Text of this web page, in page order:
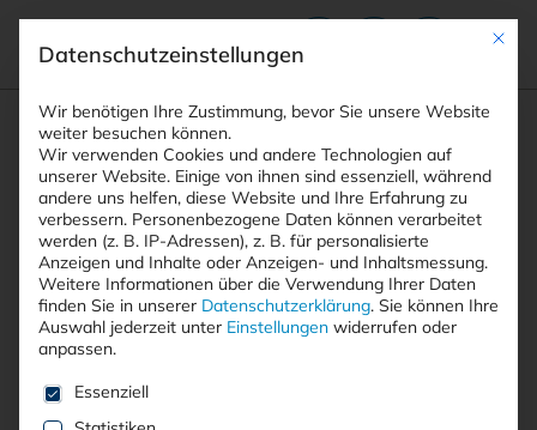
Suchfeld
Suchen
Breadcrumb-Navigation
STARTSEITE AUTOREN PATRICK SIMON
Alle Beiträge von Patrick
Simon
Mit
Datenschutzeinstellungen
Wir benötigen Ihre Zustimmung, bevor Sie unsere Website
weiter besuchen können.
Wir verwenden Cookies und andere Technologien auf
unserer Website. Einige von ihnen sind essenziell, während
andere uns helfen, diese Website und Ihre Erfahrung zu
verbessern. Personenbezogene Daten können verarbeitet
werden (z. B. IP-Adressen), z. B. für personalisierte
Anzeigen und Inhalte oder Anzeigen- und Inhaltsmessung.
Weitere Informationen über die Verwendung Ihrer Daten
finden Sie in unserer Datenschutzerklärung. Sie können Ihre
Auswahl jederzeit unter Einstellungen widerrufen oder
anpassen.
Es folgt eine Liste der Service-Gruppen, für die eine
Essenziell